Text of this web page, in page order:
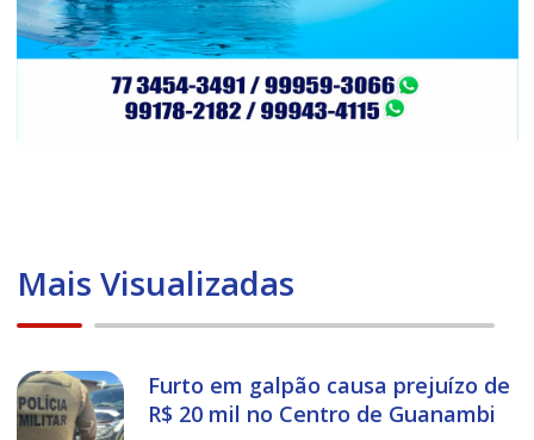
Mais Visualizadas
Furto em galpão causa prejuízo de
R$ 20 mil no Centro de Guanambi